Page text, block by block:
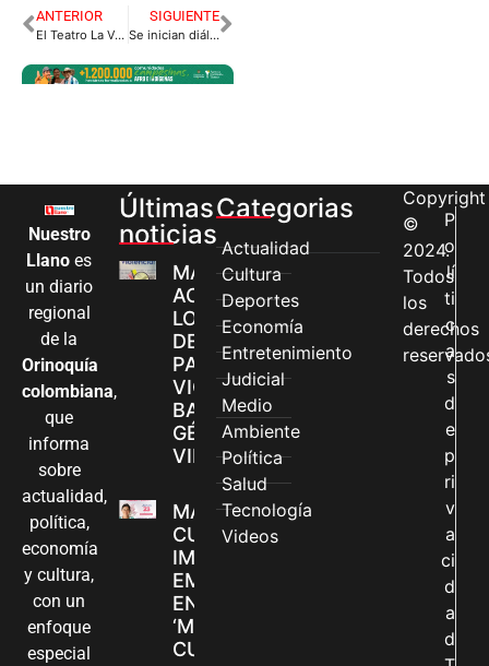
ANTERIOR
El Teatro La Vorágine abrió sus puertas para deslumbrar con la ‘actuación en las tablas’
SIGUIENTE
Se inician diálogos con niñas, niños, adolescentes y jóvenes, antesala a la rendición de cuentas
Nuestro
Llano es
un diario
regional
de la
Orinoquía
colombiana,
que
informa
sobre
actualidad,
política,
economía
y cultura,
con un
enfoque
especial
Últimas
noticias
MÁS MUJERES
ACCEDEN A
LOS CANALES
DE ATENCIÓN
PARA
VIOLENCIAS
BASADAS EN
GÉNERO EN
VILLAVICENCIO
MADRES
CUIDADORAS
IMPULSAN SUS
EMPRENDIMIENTOS
EN LA FERIA
‘MANOS QUE
CUIDAN Y CREAN’
Categorias
Actualidad
Cultura
Deportes
Economía
Entretenimiento
Judicial
Medio
Ambiente
Política
Salud
Tecnología
Videos
Copyright
©
2024.
Todos
los
derechos
P
o
lí
ti
c
a
s
d
e
p
ri
v
a
ci
d
a
d